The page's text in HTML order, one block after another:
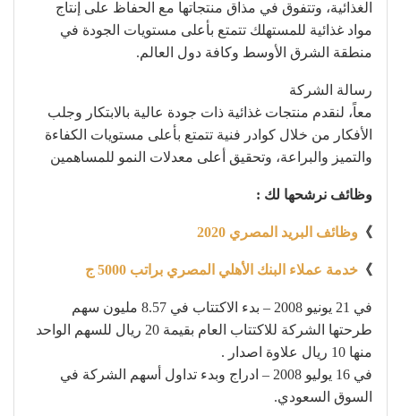
الغذائية، وتتفوق في مذاق منتجاتها مع الحفاظ على إنتاج
مواد غذائية للمستهلك تتمتع بأعلى مستويات الجودة في
منطقة الشرق الأوسط وكافة دول العالم.
رسالة الشركة
معاً، لنقدم منتجات غذائية ذات جودة عالية بالابتكار وجلب
الأفكار من خلال كوادر فنية تتمتع بأعلى مستويات الكفاءة
والتميز والبراعة، وتحقيق أعلى معدلات النمو للمساهمين
وظائف نرشحها لك :
》 وظائف البريد المصري 2020
》 خدمة عملاء البنك الأهلي المصري براتب 5000 ج
في 21 يونيو 2008 – بدء الاكتتاب في 8.57 مليون سهم
طرحتها الشركة للاكتتاب العام بقيمة 20 ريال للسهم الواحد
منها 10 ريال علاوة اصدار .
في 16 يوليو 2008 – ادراج وبدء تداول أسهم الشركة في
السوق السعودي.